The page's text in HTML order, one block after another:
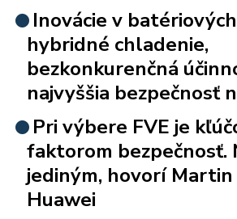
Inovácie v
hybridné chladenie,
bezkonkurenčná
najvyššia bezpečnosť
Pri výbere FVE je
faktorom bezpečnosť.
jediným, hovorí Martin
Huawei